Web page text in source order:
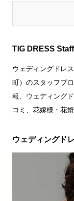
TIG DRESS
ウェディングドレ
町）のスタッフブ
報、ウェディング
コミ、花嫁様・花
ウェディングド